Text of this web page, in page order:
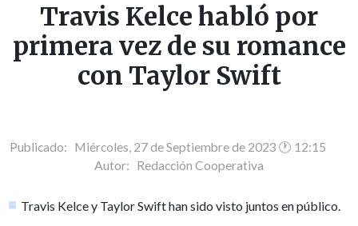
Travis Kelce habló por
primera vez de su romance
con Taylor Swift
Publicado: Miércoles, 27 de Septiembre de 2023 🕐 12:15
Autor: Redacción Cooperativa
Travis Kelce y Taylor Swift han sido visto juntos en público.